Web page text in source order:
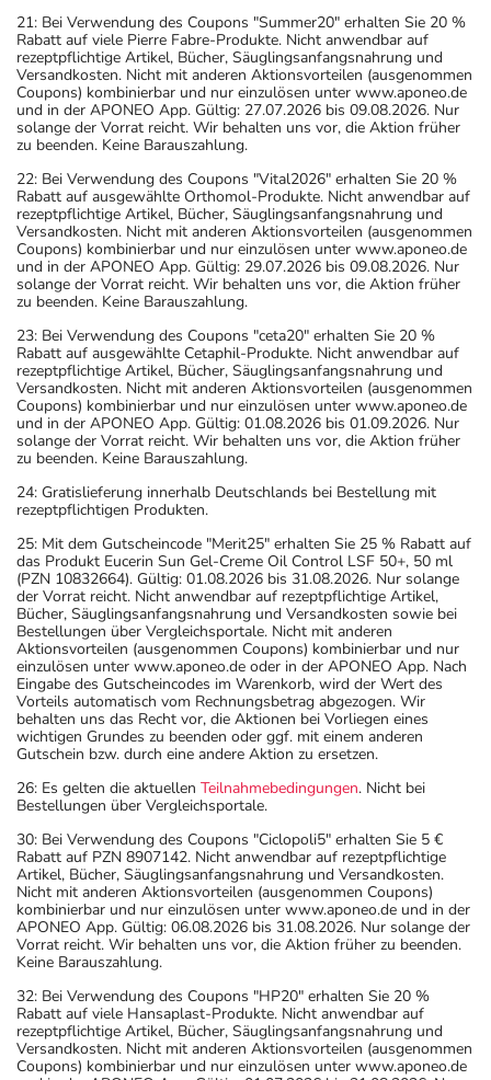
21: Bei Verwendung des Coupons "Summer20" erhalten Sie 20 %
Rabatt auf viele Pierre Fabre-Produkte. Nicht anwendbar auf
rezeptpflichtige Artikel, Bücher, Säuglingsanfangsnahrung und
Versandkosten. Nicht mit anderen Aktionsvorteilen (ausgenommen
Coupons) kombinierbar und nur einzulösen unter www.aponeo.de
und in der APONEO App. Gültig: 27.07.2026 bis 09.08.2026. Nur
solange der Vorrat reicht. Wir behalten uns vor, die Aktion früher
zu beenden. Keine Barauszahlung.
22: Bei Verwendung des Coupons "Vital2026" erhalten Sie 20 %
Rabatt auf ausgewählte Orthomol-Produkte. Nicht anwendbar auf
rezeptpflichtige Artikel, Bücher, Säuglingsanfangsnahrung und
Versandkosten. Nicht mit anderen Aktionsvorteilen (ausgenommen
Coupons) kombinierbar und nur einzulösen unter www.aponeo.de
und in der APONEO App. Gültig: 29.07.2026 bis 09.08.2026. Nur
solange der Vorrat reicht. Wir behalten uns vor, die Aktion früher
zu beenden. Keine Barauszahlung.
23: Bei Verwendung des Coupons "ceta20" erhalten Sie 20 %
Rabatt auf ausgewählte Cetaphil-Produkte. Nicht anwendbar auf
rezeptpflichtige Artikel, Bücher, Säuglingsanfangsnahrung und
Versandkosten. Nicht mit anderen Aktionsvorteilen (ausgenommen
Coupons) kombinierbar und nur einzulösen unter www.aponeo.de
und in der APONEO App. Gültig: 01.08.2026 bis 01.09.2026. Nur
solange der Vorrat reicht. Wir behalten uns vor, die Aktion früher
zu beenden. Keine Barauszahlung.
24: Gratislieferung innerhalb Deutschlands bei Bestellung mit
rezeptpflichtigen Produkten.
25: Mit dem Gutscheincode "Merit25" erhalten Sie 25 % Rabatt auf
das Produkt Eucerin Sun Gel-Creme Oil Control LSF 50+, 50 ml
(PZN 10832664). Gültig: 01.08.2026 bis 31.08.2026. Nur solange
der Vorrat reicht. Nicht anwendbar auf rezeptpflichtige Artikel,
Bücher, Säuglingsanfangsnahrung und Versandkosten sowie bei
Bestellungen über Vergleichsportale. Nicht mit anderen
Aktionsvorteilen (ausgenommen Coupons) kombinierbar und nur
einzulösen unter www.aponeo.de oder in der APONEO App. Nach
Eingabe des Gutscheincodes im Warenkorb, wird der Wert des
Vorteils automatisch vom Rechnungsbetrag abgezogen. Wir
behalten uns das Recht vor, die Aktionen bei Vorliegen eines
wichtigen Grundes zu beenden oder ggf. mit einem anderen
Gutschein bzw. durch eine andere Aktion zu ersetzen.
26: Es gelten die aktuellen Teilnahmebedingungen. Nicht bei
Bestellungen über Vergleichsportale.
30: Bei Verwendung des Coupons "Ciclopoli5" erhalten Sie 5 €
Rabatt auf PZN 8907142. Nicht anwendbar auf rezeptpflichtige
Artikel, Bücher, Säuglingsanfangsnahrung und Versandkosten.
Nicht mit anderen Aktionsvorteilen (ausgenommen Coupons)
kombinierbar und nur einzulösen unter www.aponeo.de und in der
APONEO App. Gültig: 06.08.2026 bis 31.08.2026. Nur solange der
Vorrat reicht. Wir behalten uns vor, die Aktion früher zu beenden.
Keine Barauszahlung.
32: Bei Verwendung des Coupons "HP20" erhalten Sie 20 %
Rabatt auf viele Hansaplast-Produkte. Nicht anwendbar auf
rezeptpflichtige Artikel, Bücher, Säuglingsanfangsnahrung und
Versandkosten. Nicht mit anderen Aktionsvorteilen (ausgenommen
Coupons) kombinierbar und nur einzulösen unter www.aponeo.de